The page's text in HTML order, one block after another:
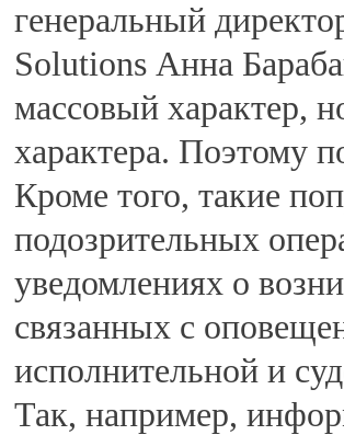
генеральный
Solutions Анна
массовый характер,
характера. Поэтому
Кроме того, такие
подозрительных
уведомлениях о
связанных с
исполнительной и
Так, например,